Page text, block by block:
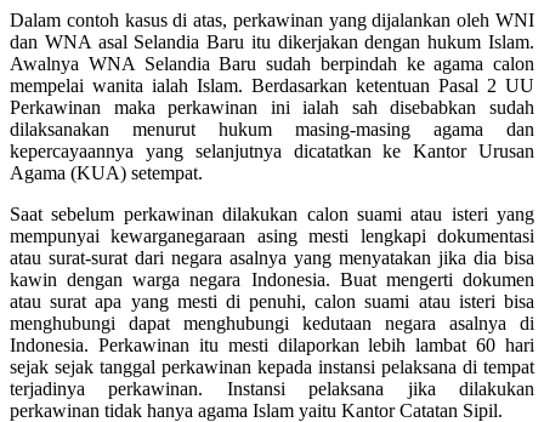
Dalam contoh kasus di atas, perkawinan yang dijalankan oleh WNI
dan WNA asal Selandia Baru itu dikerjakan dengan hukum Islam.
Awalnya WNA Selandia Baru sudah berpindah ke agama calon
mempelai wanita ialah Islam. Berdasarkan ketentuan Pasal 2 UU
Perkawinan maka perkawinan ini ialah sah disebabkan sudah
dilaksanakan menurut hukum masing-masing agama dan
kepercayaannya yang selanjutnya dicatatkan ke Kantor Urusan
Agama (KUA) setempat.
Saat sebelum perkawinan dilakukan calon suami atau isteri yang
mempunyai kewarganegaraan asing mesti lengkapi dokumentasi
atau surat-surat dari negara asalnya yang menyatakan jika dia bisa
kawin dengan warga negara Indonesia. Buat mengerti dokumen
atau surat apa yang mesti di penuhi, calon suami atau isteri bisa
menghubungi dapat menghubungi kedutaan negara asalnya di
Indonesia. Perkawinan itu mesti dilaporkan lebih lambat 60 hari
sejak sejak tanggal perkawinan kepada instansi pelaksana di tempat
terjadinya perkawinan. Instansi pelaksana jika dilakukan
perkawinan tidak hanya agama Islam yaitu Kantor Catatan Sipil.